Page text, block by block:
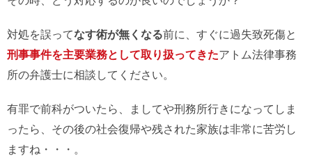
対処を誤ってなす術が無くなる前に、すぐに過失致死傷と
刑事事件を主要業務として取り扱ってきたアトム法律事務
所の弁護士に相談してください。
有罪で前科がついたら、ましてや刑務所行きになってしま
ったら、その後の社会復帰や残された家族は非常に苦労し
ますね・・・。